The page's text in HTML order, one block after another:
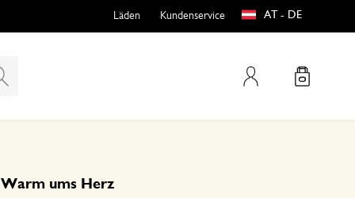
Mein Konto
Läden Kundenservice AT - DE
Warm ums Herz